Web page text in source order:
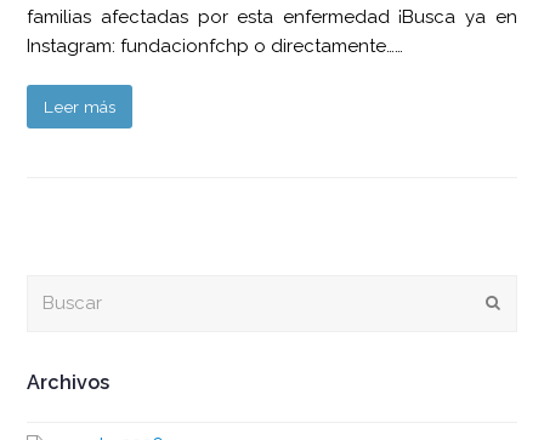
familias afectadas por esta enfermedad ¡Busca ya en
Instagram: fundacionfchp o directamente……
Leer más
Archivos